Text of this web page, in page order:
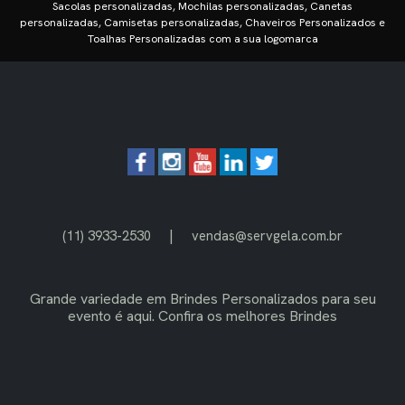
Sacolas personalizadas, Mochilas personalizadas, Canetas
personalizadas, Camisetas personalizadas, Chaveiros Personalizados e
Toalhas Personalizadas com a sua logomarca
(11) 3933-2530 | vendas@servgela.com.br
Grande variedade em Brindes Personalizados para seu
evento é aqui. Confira os melhores Brindes